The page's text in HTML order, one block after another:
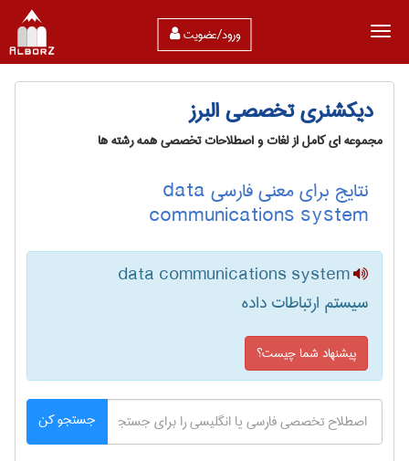
ورود/عضویت
دیکشنری تخصصی البرز
مجموعه ای کامل از لغات و اصطلاحات تخصصی همه رشته ها
نتایج برای معنی فارسی data
communications system
data communications system
سیستم ارتباطات داده
پیشنهاد شما چیست؟
جستجو کن